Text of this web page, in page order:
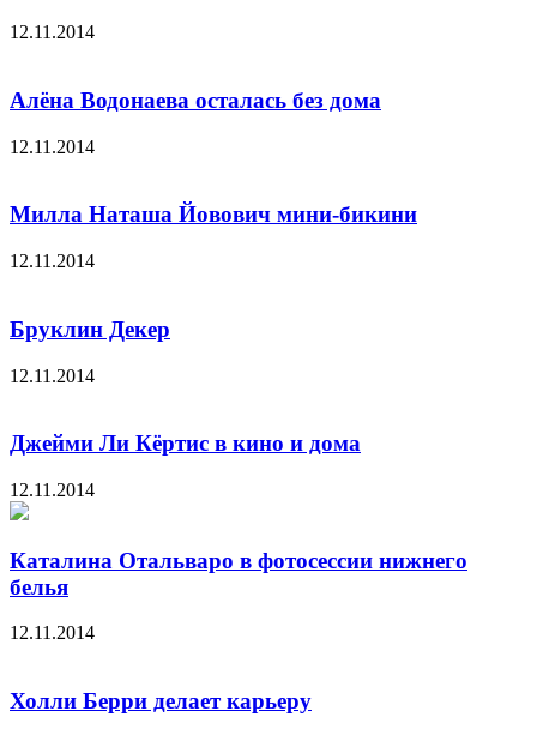
12.11.2014
Алёна Водонаева осталась без дома
12.11.2014
Милла Наташа Йовович мини-бикини
12.11.2014
Бруклин Декер
12.11.2014
Джейми Ли Кёртис в кино и дома
12.11.2014
Каталина Отальваро в фотосессии нижнего
белья
12.11.2014
Холли Берри делает карьеру